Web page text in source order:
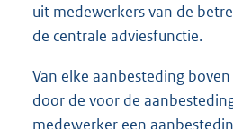
uit medewerkers van de
de centrale adviesfunctie.
Van elke aanbesteding
door de voor de
medewerker een